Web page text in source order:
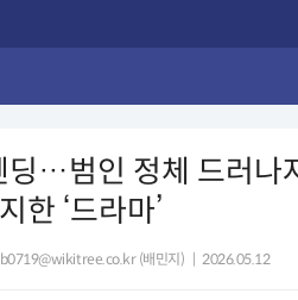
딩…범인 정체 드러나
한 ‘드라마’
(배민지) 2026.05.12